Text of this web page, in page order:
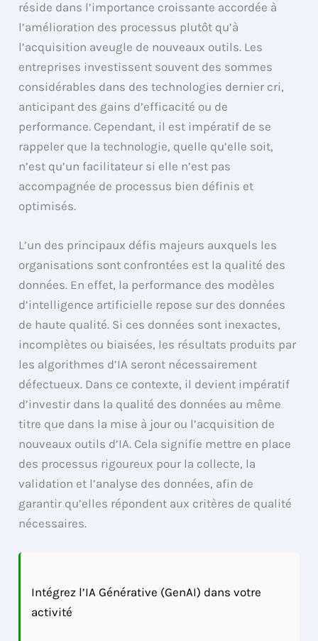
réside dans l’importance croissante accordée à
l’amélioration des processus plutôt qu’à
l’acquisition aveugle de nouveaux outils. Les
entreprises investissent souvent des sommes
considérables dans des technologies dernier cri,
anticipant des gains d’efficacité ou de
performance. Cependant, il est impératif de se
rappeler que la technologie, quelle qu’elle soit,
n’est qu’un facilitateur si elle n’est pas
accompagnée de processus bien définis et
optimisés.
L’un des principaux défis majeurs auxquels les
organisations sont confrontées est la qualité des
données. En effet, la performance des modèles
d’intelligence artificielle repose sur des données
de haute qualité. Si ces données sont inexactes,
incomplètes ou biaisées, les résultats produits par
les algorithmes d’IA seront nécessairement
défectueux. Dans ce contexte, il devient impératif
d’investir dans la qualité des données au même
titre que dans la mise à jour ou l’acquisition de
nouveaux outils d’IA. Cela signifie mettre en place
des processus rigoureux pour la collecte, la
validation et l’analyse des données, afin de
garantir qu’elles répondent aux critères de qualité
nécessaires.
Intégrez l’IA Générative (GenAI) dans votre
activité